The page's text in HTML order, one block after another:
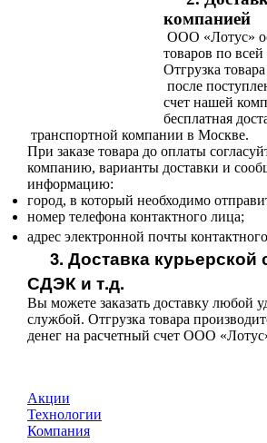
компанией
ООО «Лотус»
товаров по
Отгрузка
после
счет нашей
бесплатная
транспортной компании в Москве.
При заказе товара до оплаты
компанию, варианты доставки и
информацию:
город, в который необходимо
номер телефона контактного лица;
адрес электронной почты
3. Доставка курьерской
СДЭК и т.д.
Вы можете заказать доставку любой
службой. Отгрузка товара
денег на расчетный счет ООО
Акции
Технологии
Компания